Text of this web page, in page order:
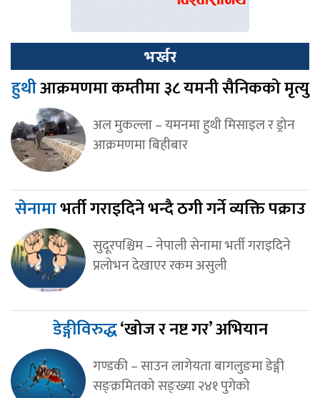
भर्खर
हुथीआक्रमणमा कम्तीमा ३८ यमनी सैनिकको मृत्यु
अल मुकल्ला – यमनमा हुथी मिसाइल र ड्रोन
आक्रमणमा बिहीबार
सेनामाभर्ती गराइदिने भन्दै ठगी गर्ने व्यक्ति पक्राउ
सुदूरपश्चिम – नेपाली सेनामा भर्ती गराइदिने
प्रलोभन देखाएर रकम असुली
डेङ्गीविरुद्ध‘खोज र नष्ट गर’ अभियान
गण्डकी – साउन लागेयता बागलुङमा डेङ्गी
सङ्क्रमितको सङ्ख्या २४१ पुगेको